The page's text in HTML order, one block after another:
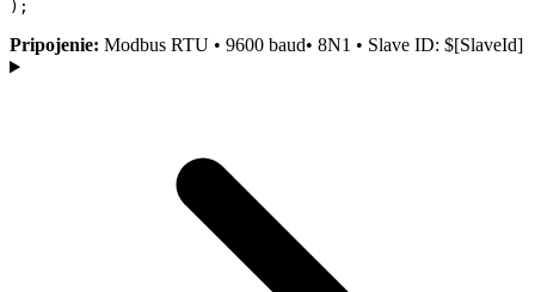
);
Pripojenie: Modbus RTU • 9600 baud• 8N1 • Slave ID: $[SlaveId]